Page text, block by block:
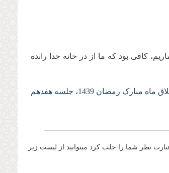
کافی بود که ما از در خانه خدا رانده
رمضان 1439، جلسه هفدهم
نظر شما را جلب کرد میتوانید از لیست زیر